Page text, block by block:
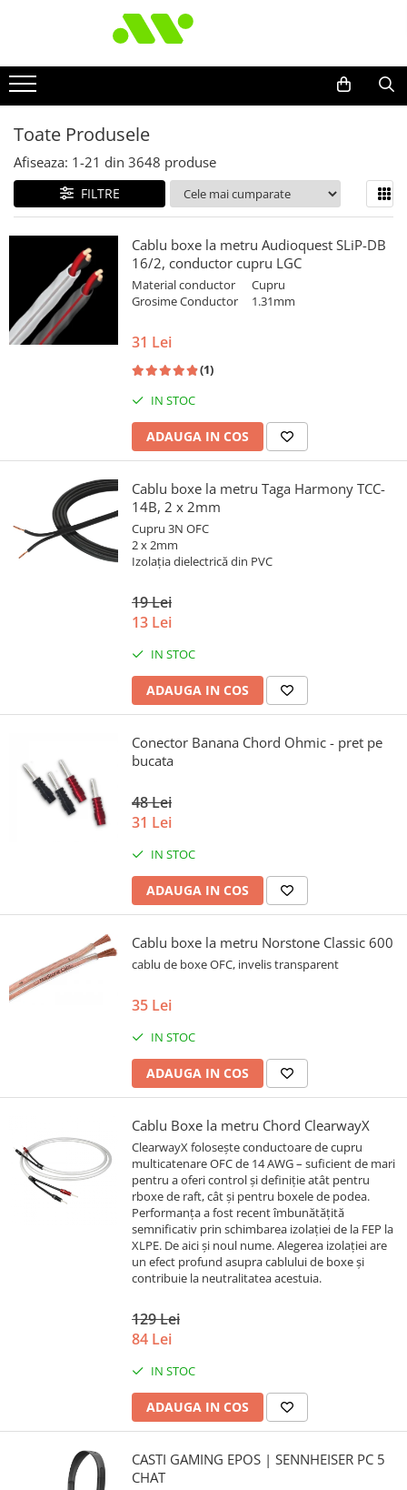
Toate Produsele
Afiseaza: 1-21 din 3648 produse
FILTRE
Cablu boxe la metru Audioquest SLiP-DB
16/2, conductor cupru LGC
Material conductor
Cupru
Grosime Conductor 1.31mm
31 Lei
(1)
IN STOC
ADAUGA IN COS
Cablu boxe la metru Taga Harmony TCC-
14B, 2 x 2mm
Cupru 3N OFC
2 x 2mm
Izolația dielectrică din PVC
19 Lei
13 Lei
IN STOC
ADAUGA IN COS
Conector Banana Chord Ohmic - pret pe
bucata
48 Lei
31 Lei
IN STOC
ADAUGA IN COS
Cablu boxe la metru Norstone Classic 600
cablu de boxe OFC, invelis transparent
35 Lei
IN STOC
ADAUGA IN COS
Cablu Boxe la metru Chord ClearwayX
ClearwayX folosește conductoare de cupru
multicatenare OFC de 14 AWG – suficient de mari
pentru a oferi control și definiție atât pentru
rboxe de raft, cât și pentru boxele de podea.
Performanța a fost recent îmbunătățită
semnificativ prin schimbarea izolației de la FEP la
XLPE. De aici și noul nume. Alegerea izolației are
un efect profund asupra cablului de boxe și
contribuie la neutralitatea acestuia.
129 Lei
84 Lei
IN STOC
ADAUGA IN COS
CASTI GAMING EPOS | SENNHEISER PC 5
CHAT